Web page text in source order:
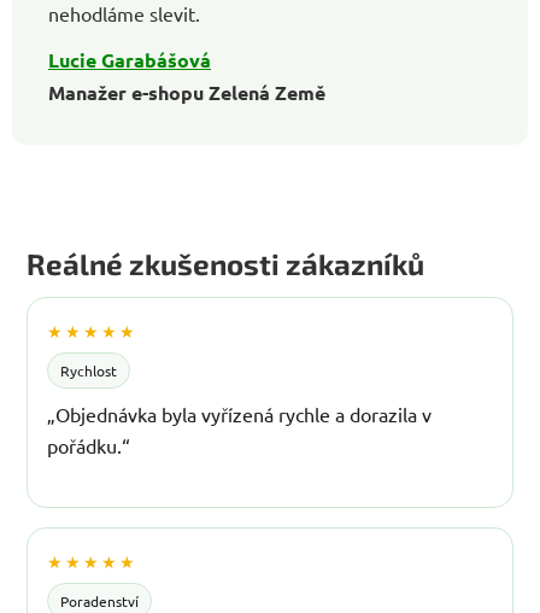
nehodláme slevit.
Lucie Garabášová
Manažer e-shopu Zelená Země
Reálné zkušenosti zákazníků
★★★★★
Rychlost
„Objednávka byla vyřízená rychle a dorazila v
pořádku.“
★★★★★
Poradenství